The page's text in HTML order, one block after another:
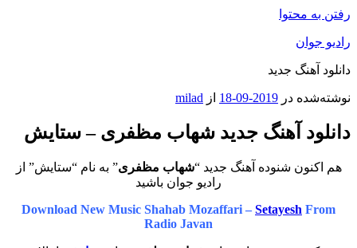
جدید
در 2019-09-18 ازmilad
آهنگ جدید شهاب مظفری – ستایش
شنوده آهنگ جدید “شهاب مظفری” به نام “ستایش” از
رادیو جوان باشید
Download New Music Shahab Mozaffari – Setayesh
Radio Javan